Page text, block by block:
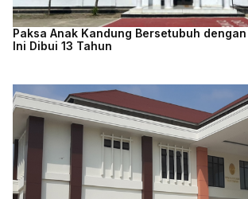
Paksa Anak Kandung Bersetubuh
Ini Dibui 13 Tahun